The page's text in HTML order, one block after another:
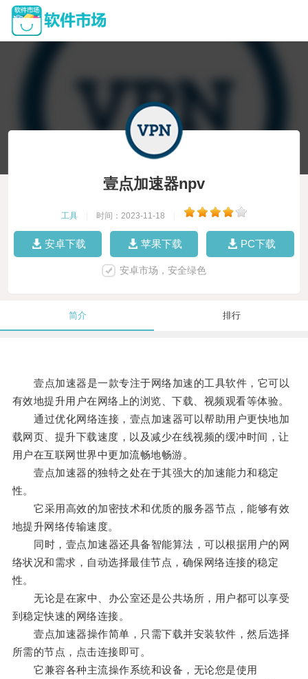
壹点加速器npv
工具 时间：2023-11-18
安卓下载 苹果下载 PC下载
安卓市场，安全绿色
简介 排行
壹点加速器是一款专注于网络加速的工具软件，它可以
有效地提升用户在网络上的浏览、下载、视频观看等体验。
通过优化网络连接，壹点加速器可以帮助用户更快地加
载网页、提升下载速度，以及减少在线视频的缓冲时间，让
用户在互联网世界中更加流畅地畅游。
壹点加速器的独特之处在于其强大的加速能力和稳定
性。
它采用高效的加密技术和优质的服务器节点，能够有效
地提升网络传输速度。
同时，壹点加速器还具备智能算法，可以根据用户的网
络状况和需求，自动选择最佳节点，确保网络连接的稳定
性。
无论是在家中、办公室还是公共场所，用户都可以享受
到稳定快速的网络连接。
壹点加速器操作简单，只需下载并安装软件，然后选择
所需的节点，点击连接即可。
它兼容各种主流操作系统和设备，无论您是使用